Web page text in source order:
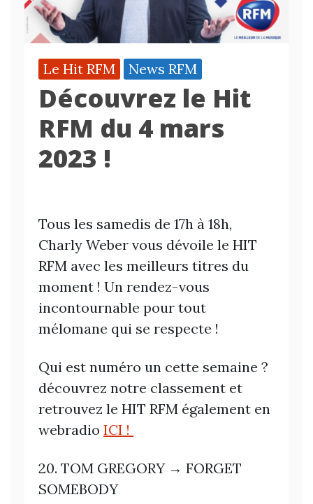
Le Hit RFM News RFM
Découvrez le Hit
RFM du 4 mars
2023 !
Tous les samedis de 17h à 18h,
Charly Weber vous dévoile le HIT
RFM avec les meilleurs titres du
moment ! Un rendez-vous
incontournable pour tout
mélomane qui se respecte !
Qui est numéro un cette semaine ?
découvrez notre classement et
retrouvez le HIT RFM également en
webradio ICI !
20. TOM GREGORY → FORGET
SOMEBODY